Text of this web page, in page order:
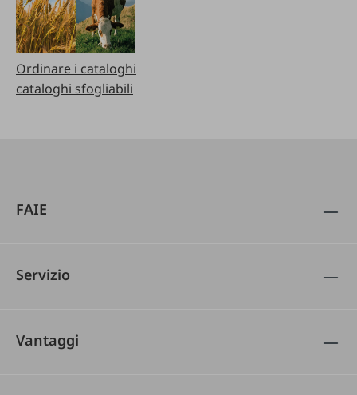
Ordinare i cataloghi
cataloghi sfogliabili
FAIE
Servizio
Vantaggi